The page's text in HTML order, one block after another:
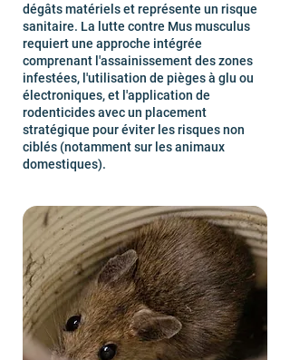
dégâts matériels et représente un risque
sanitaire. La lutte contre Mus musculus
requiert une approche intégrée
comprenant l'assainissement des zones
infestées, l'utilisation de pièges à glu ou
électroniques, et l'application de
rodenticides avec un placement
stratégique pour éviter les risques non
ciblés (notamment sur les animaux
domestiques).